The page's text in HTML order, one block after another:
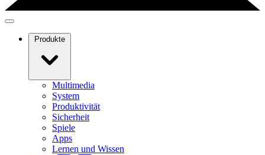
Produkte
Multimedia
System
Produktivität
Sicherheit
Spiele
Apps
Lernen und Wissen